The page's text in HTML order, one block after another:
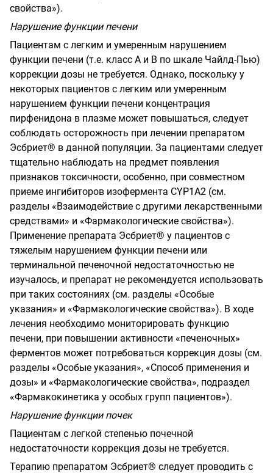
свойства»).
Нарушение функции печени
Пациентам с легким и умеренным нарушением
функции печени (т.е. класс А и В по шкале Чайлд-Пью)
коррекции дозы не требуется. Однако, поскольку у
некоторых пациентов с легким или умеренным
нарушением функции печени концентрация
пирфенидона в плазме может повышаться, следует
соблюдать осторожность при лечении препаратом
Эсбриет® в данной популяции. За пациентами следует
тщательно наблюдать на предмет появления
признаков токсичности, особенно, при совместном
приеме ингибиторов изофермента CYP1A2 (см.
разделы «Взаимодействие с другими лекарственными
средствами» и «Фармакологические свойства»).
Применение препарата Эсбриет® у пациентов с
тяжелым нарушением функции печени или
терминальной печеночной недостаточностью не
изучалось, и препарат не рекомендуется использовать
при таких состояниях (см. разделы «Особые
указания» и «Фармакологические свойства»). В ходе
лечения необходимо мониторировать функцию
печени, при повышении активности «печеночных»
ферментов может потребоваться коррекция дозы (см.
разделы «Особые указания», «Способ применения и
дозы» и «Фармакологические свойства», подраздел
«Фармакокинетика у особых групп пациентов»).
Нарушение функции почек
Пациентам с легкой степенью почечной
недостаточности коррекция дозы не требуется.
Терапию препаратом Эсбриет® следует проводить с